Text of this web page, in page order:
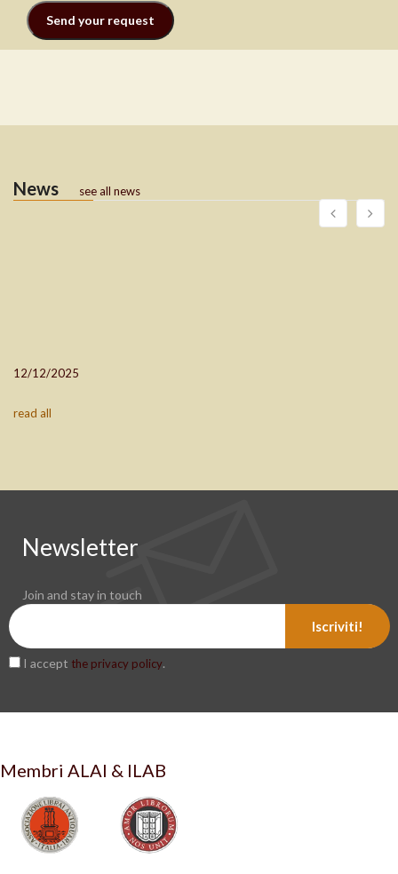
News see all news
12/12/2025
read all
Newsletter
Join and stay in touch
Iscriviti!
I accept the privacy policy.
Membri ALAI & ILAB